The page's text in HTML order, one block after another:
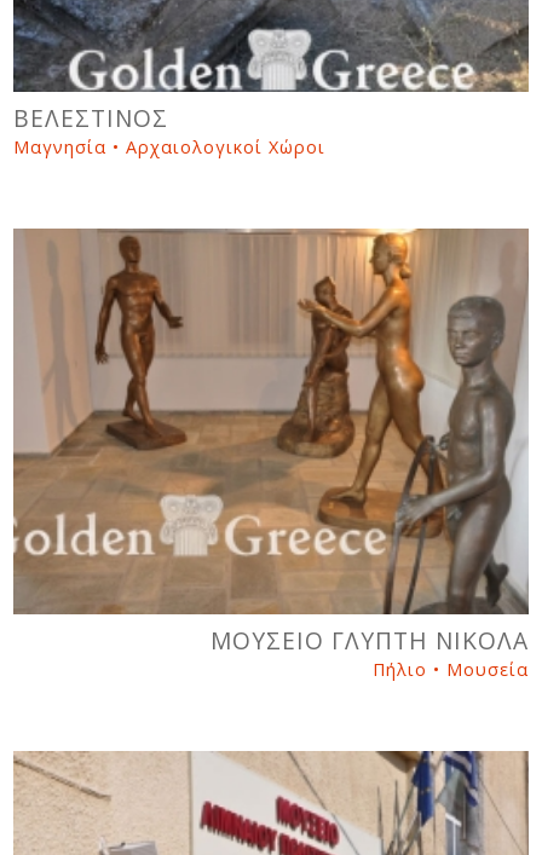
ΒΕΛΕΣΤΙΝΟΣ
Μαγνησία • Αρχαιολογικοί Χώροι
ΜΟΥΣΕΙΟ ΓΛΥΠΤΗ ΝΙΚΟΛΑ
Πήλιο • Μουσεία